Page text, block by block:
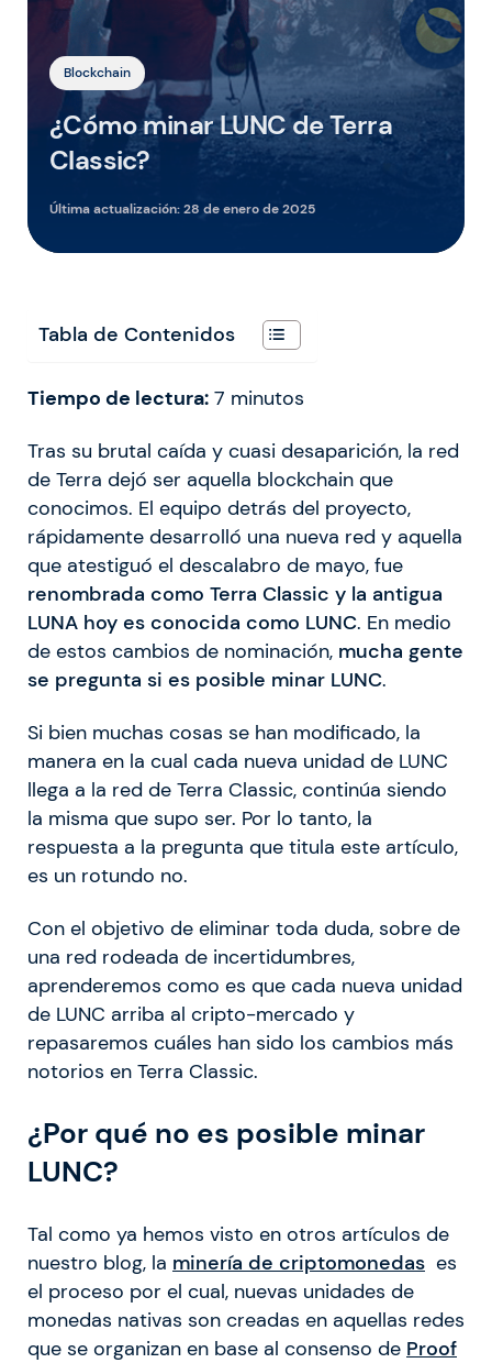
Blockchain
¿Cómo minar LUNC de Terra
Classic?
Última actualización:28 de enero de 2025
Tabla de Contenidos
Tiempo de lectura: 7 minutos
Tras su brutal caída y cuasi desaparición, la red
de Terra dejó ser aquella blockchain que
conocimos. El equipo detrás del proyecto,
rápidamente desarrolló una nueva red y aquella
que atestiguó el descalabro de mayo, fue
renombrada como Terra Classic y la antigua
LUNA hoy es conocida como LUNC. En medio
de estos cambios de nominación, mucha gente
se pregunta si es posible minar LUNC.
Si bien muchas cosas se han modificado, la
manera en la cual cada nueva unidad de LUNC
llega a la red de Terra Classic, continúa siendo
la misma que supo ser. Por lo tanto, la
respuesta a la pregunta que titula este artículo,
es un rotundo no.
Con el objetivo de eliminar toda duda, sobre de
una red rodeada de incertidumbres,
aprenderemos como es que cada nueva unidad
de LUNC arriba al cripto-mercado y
repasaremos cuáles han sido los cambios más
notorios en Terra Classic.
¿Por qué no es posible minar
LUNC?
Tal como ya hemos visto en otros artículos de
nuestro blog, la minería de criptomonedas es
el proceso por el cual, nuevas unidades de
monedas nativas son creadas en aquellas redes
que se organizan en base al consenso de Proof